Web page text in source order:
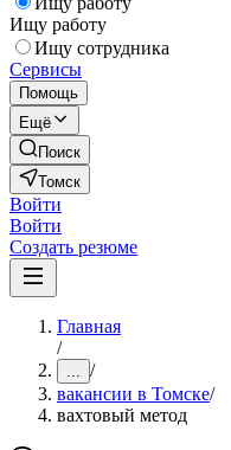
Ищу работу
Ищу сотрудника
Сервисы
Помощь
Ещё
Поиск
Томск
Войти
Войти
Создать резюме
Главная
/
... /
вакансии в Томске/
вахтовый метод